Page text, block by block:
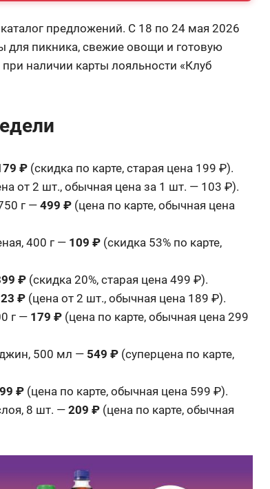
предложений. С 18 по 24 мая 2026
для пикника, свежие овощи и готовую
наличии карты лояльности «Клуб
₽ (скидка по карте, старая цена 199 ₽).
от 2 шт., обычная цена за 1 шт. — 103 ₽).
г —499 ₽ (цена по карте, обычная цена
400 г — 109 ₽ (скидка 53% по карте,
₽ (скидка 20%, старая цена 499 ₽).
₽ (цена от 2 шт., обычная цена 189 ₽).
г — 179 ₽ (цена по карте, обычная цена 299
500 мл — 549 ₽ (суперцена по карте,
₽ (цена по карте, обычная цена 599 ₽).
8 шт. —209 ₽ (цена по карте, обычная